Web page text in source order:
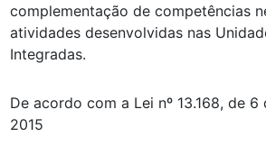
complementação de competências
atividades desenvolvidas nas
Integradas.
De acordo com a Lei nº 13.168, de
2015